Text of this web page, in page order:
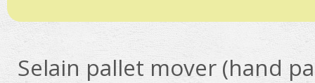
Selain pallet mover (hand